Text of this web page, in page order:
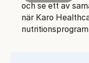
och se ett av
när Karo